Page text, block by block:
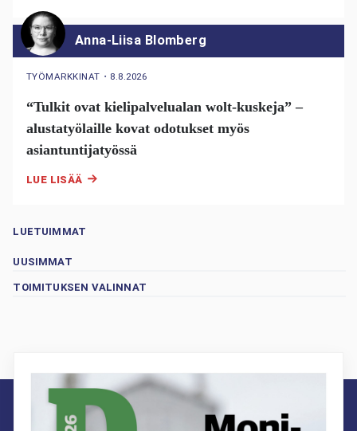
Anna-Liisa Blomberg
TYÖMARKKINAT ・ 8.8.2026
“Tulkit ovat kielipalvelualan wolt-kuskeja” –
alustatyölaille kovat odotukset myös
asiantuntijatyössä
LUE LISÄÄ
LUETUIMMAT
UUSIMMAT
TOIMITUKSEN VALINNAT